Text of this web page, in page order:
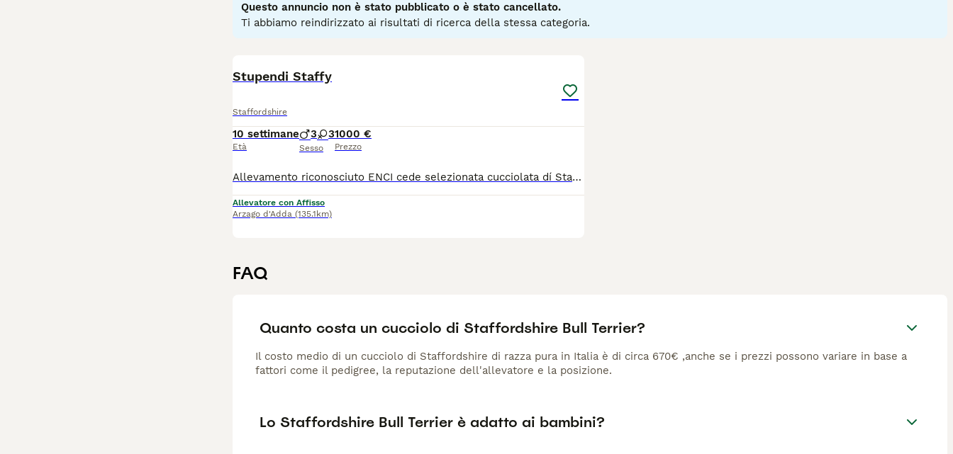
Leggi la nostra pagina di consigli sul Staffordshireper informazioni su questa razza di cane.
Questo annuncio non è stato pubblicato o è stato cancellato.
Ti abbiamo reindirizzato ai risultati di ricerca della stessa categoria.
Stupendi Staffy
Staffordshire
10 settimane
Età
3 3
Sesso
1000 €
Prezzo
Allevamento riconosciuto ENCI cede selezionata cucciolata dí Staffordshire, nati in ambiente familiaregia socializzati con bambini ed altri cani. Genitori esenti dalle malattie ereditarie della razza. Test genetici negativi. I cuccioli verranno ceduti con pedigree non prima dei 70gg di vita vaccinati, microchippati e sverminati. Non esitare a contattarci per qualsiasi info.
Allevatore con Affisso
Arzago d'Adda (135.1km)
FAQ
Quanto costa un cucciolo di Staffordshire Bull Terrier?
Il costo medio di un cucciolo di Staffordshire di razza pura in Italia è di circa 670€ ,anche se i prezzi possono variare in base a
fattori come il pedigree, la reputazione dell'allevatore e la posizione.
Lo Staffordshire Bull Terrier è adatto ai bambini?